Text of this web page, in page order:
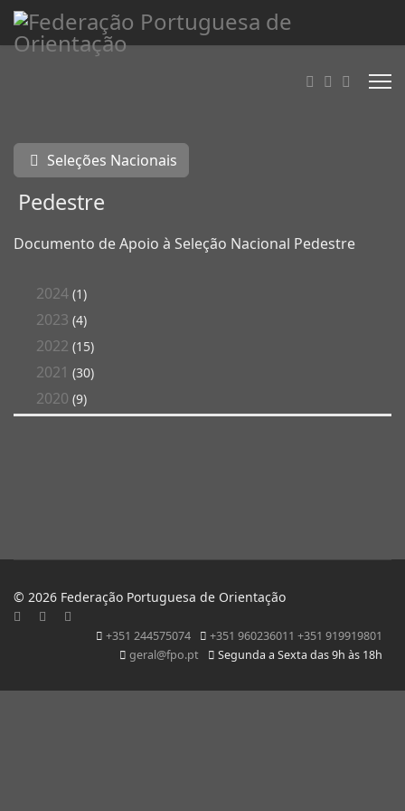
Seleções Nacionais
Pedestre
Documento de Apoio à Seleção Nacional Pedestre
2024 (1)
2023 (4)
2022 (15)
2021 (30)
2020 (9)
© 2026 Federação Portuguesa de Orientação
+351 244575074
+351 960236011 +351 919919801
geral@fpo.pt
Segunda a Sexta das 9h às 18h